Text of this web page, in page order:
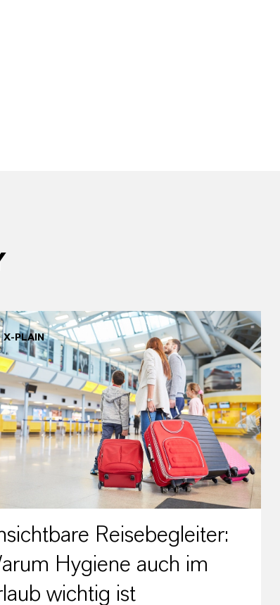
X-PLAIN
Reisebegleiter:
Hygiene auch im
wichtig ist